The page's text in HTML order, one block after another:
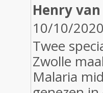
Henry
10/10/2020
Twee
Zwolle
Malaria